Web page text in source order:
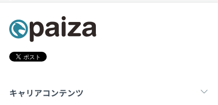
契約内容・クーポン
キャリアコンテンツ